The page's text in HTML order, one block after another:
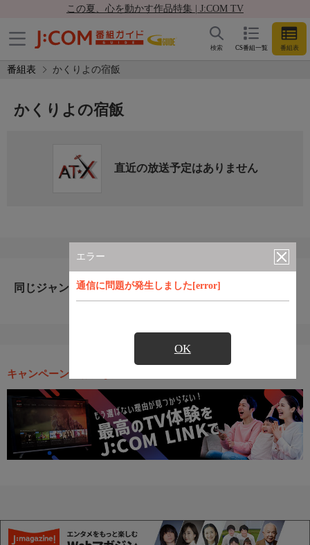
この夏、心を動かす作品特集 | J:COM TV
CS番組一覧 番組表
検索
番組表 かくりよの宿飯
エラー
通信に問題が発生しました[error]
OK
かくりよの宿飯
直近の放送予定はありません
同じジャンルのおすすめ番組
キャンペーン・お得な情報